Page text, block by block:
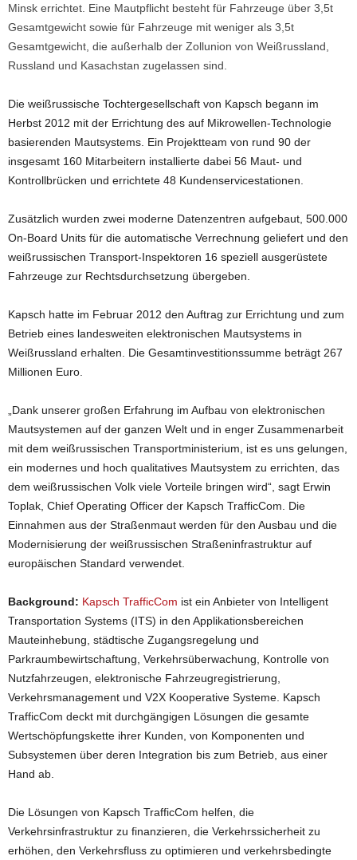
Minsk errichtet. Eine Mautpflicht besteht für Fahrzeuge über 3,5t
Gesamtgewicht sowie für Fahrzeuge mit weniger als 3,5t
Gesamtgewicht, die außerhalb der Zollunion von Weißrussland,
Russland und Kasachstan zugelassen sind.
Die weißrussische Tochtergesellschaft von Kapsch begann im
Herbst 2012 mit der Errichtung des auf Mikrowellen-Technologie
basierenden Mautsystems. Ein Projektteam von rund 90 der
insgesamt 160 Mitarbeitern installierte dabei 56 Maut- und
Kontrollbrücken und errichtete 48 Kundenservicestationen.
Zusätzlich wurden zwei moderne Datenzentren aufgebaut, 500.000
On-Board Units für die automatische Verrechnung geliefert und den
weißrussischen Transport-Inspektoren 16 speziell ausgerüstete
Fahrzeuge zur Rechtsdurchsetzung übergeben.
Kapsch hatte im Februar 2012 den Auftrag zur Errichtung und zum
Betrieb eines landesweiten elektronischen Mautsystems in
Weißrussland erhalten. Die Gesamtinvestitionssumme beträgt 267
Millionen Euro.
„Dank unserer großen Erfahrung im Aufbau von elektronischen
Mautsystemen auf der ganzen Welt und in enger Zusammenarbeit
mit dem weißrussischen Transportministerium, ist es uns gelungen,
ein modernes und hoch qualitatives Mautsystem zu errichten, das
dem weißrussischen Volk viele Vorteile bringen wird“, sagt Erwin
Toplak, Chief Operating Officer der Kapsch TrafficCom. Die
Einnahmen aus der Straßenmaut werden für den Ausbau und die
Modernisierung der weißrussischen Straßeninfrastruktur auf
europäischen Standard verwendet.
Background: Kapsch TrafficCom ist ein Anbieter von Intelligent
Transportation Systems (ITS) in den Applikationsbereichen
Mauteinhebung, städtische Zugangsregelung und
Parkraumbewirtschaftung, Verkehrsüberwachung, Kontrolle von
Nutzfahrzeugen, elektronische Fahrzeugregistrierung,
Verkehrsmanagement und V2X Kooperative Systeme. Kapsch
TrafficCom deckt mit durchgängigen Lösungen die gesamte
Wertschöpfungskette ihrer Kunden, von Komponenten und
Subsystemen über deren Integration bis zum Betrieb, aus einer
Hand ab.
Die Lösungen von Kapsch TrafficCom helfen, die
Verkehrsinfrastruktur zu finanzieren, die Verkehrssicherheit zu
erhöhen, den Verkehrsfluss zu optimieren und verkehrsbedingte